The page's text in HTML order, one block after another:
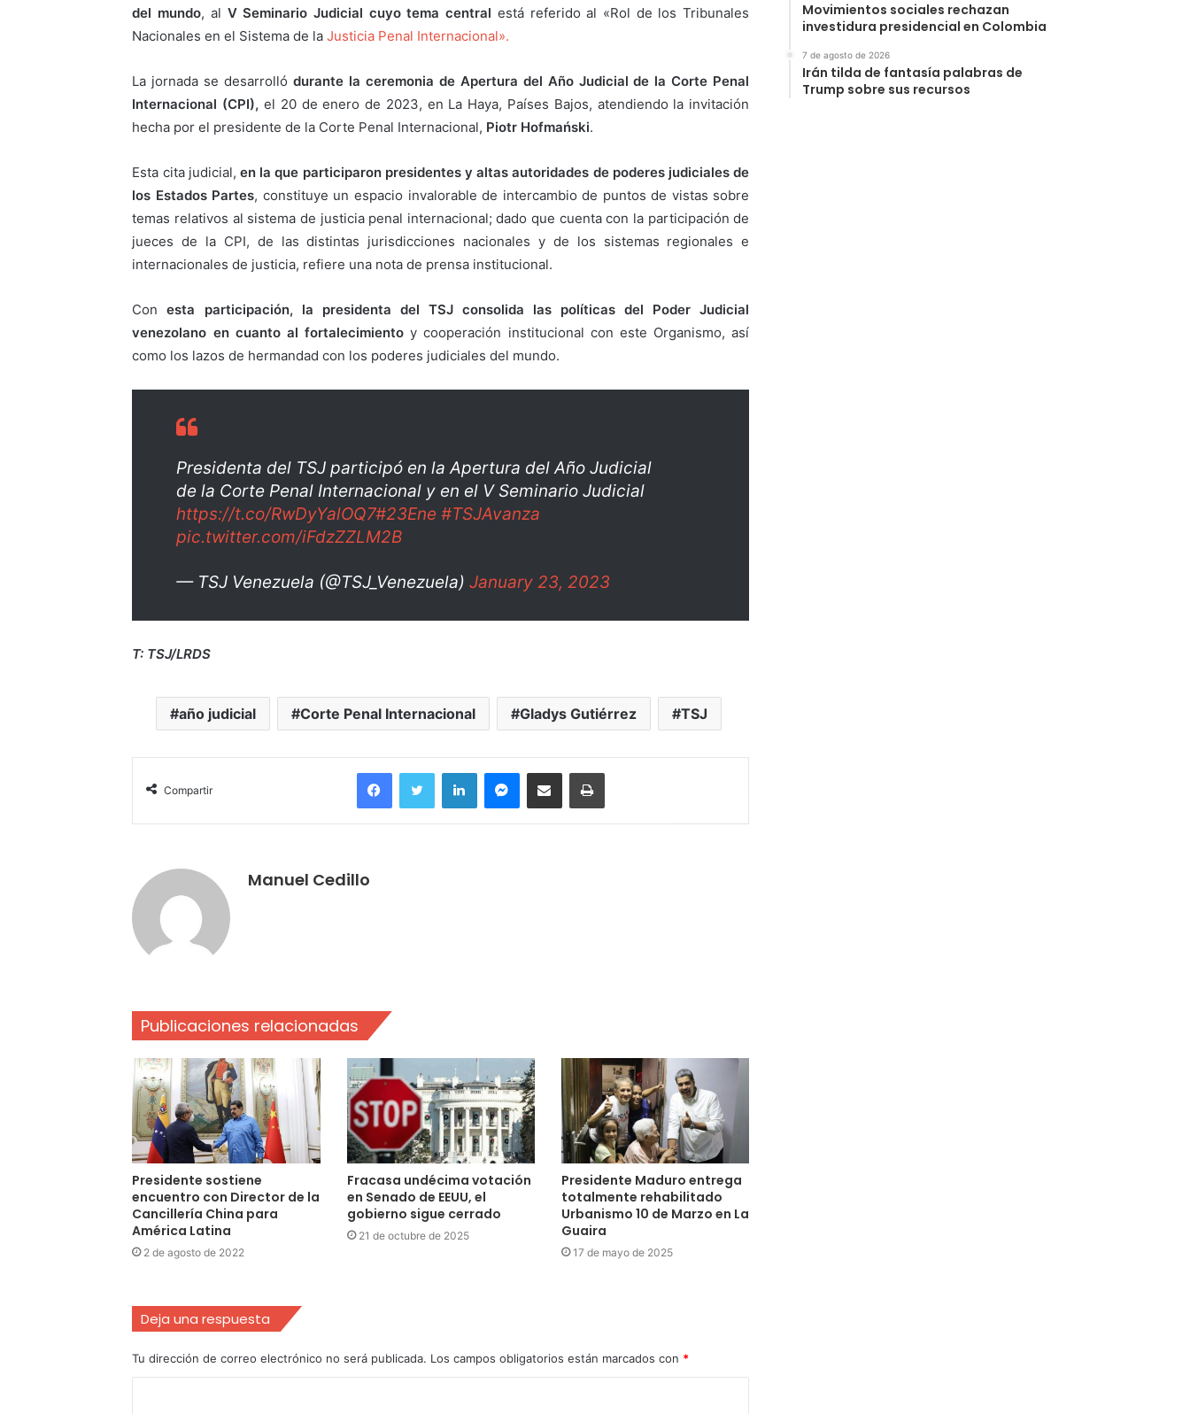
del mundo, al V Seminario Judicial cuyo tema central está referido al «Rol de los Tribunales
Nacionales en el Sistema de laJusticia Penal Internacional».
La jornada se desarrollódurante la ceremonia de Apertura del Año Judicial de la Corte Penal
Internacional (CPI), el 20 de enero de 2023, en La Haya, Países Bajos, atendiendo la invitación
hecha por el presidente de la Corte Penal Internacional, Piotr Hofmański.
Esta cita judicial,en la que participaron presidentes y altas autoridades de poderes judiciales de
los Estados Partes, constituye un espacio invalorable de intercambio de puntos de vistas sobre
temas relativos al sistema de justicia penal internacional; dado que cuenta con la participación de
jueces de la CPI, de las distintas jurisdicciones nacionales y de los sistemas regionales e
internacionales de justicia, refiere una nota de prensa institucional.
Conesta participación, la presidenta del TSJ consolida las políticas del Poder Judicial
venezolano en cuanto al fortalecimiento y cooperación institucional con este Organismo, así
como los lazos de hermandad con los poderes judiciales del mundo.
Presidenta del TSJ participó en la Apertura del Año Judicial
de la Corte Penal Internacional y en el V Seminario Judicial
https://t.co/RwDyYalOQ7#23Ene #TSJAvanza
pic.twitter.com/iFdzZZLM2B
— TSJ Venezuela (@TSJ_Venezuela)January 23, 2023
T: TSJ/LRDS
año judicial Corte Penal Internacional Gladys Gutiérrez TSJ
Compartir
FacebookTwitter LinkedInMessengerCompartir por correo electrónicoImprimir
Manuel Cedillo
Publicaciones relacionadas
Presidente sostiene
encuentro con Director de la
Cancillería China para
América Latina
2 de agosto de 2022
Fracasa undécima votación
en Senado de EEUU, el
gobierno sigue cerrado
21 de octubre de 2025
Presidente Maduro entrega
totalmente rehabilitado
Urbanismo 10 de Marzo en La
Guaira
17 de mayo de 2025
Deja una respuesta
Tu dirección de correo electrónico no será publicada. Los campos obligatorios están marcados con *
Movimientos sociales rechazan
investidura presidencial en Colombia
7 de agosto de 2026
Irán tilda de fantasía palabras de
Trump sobre sus recursos